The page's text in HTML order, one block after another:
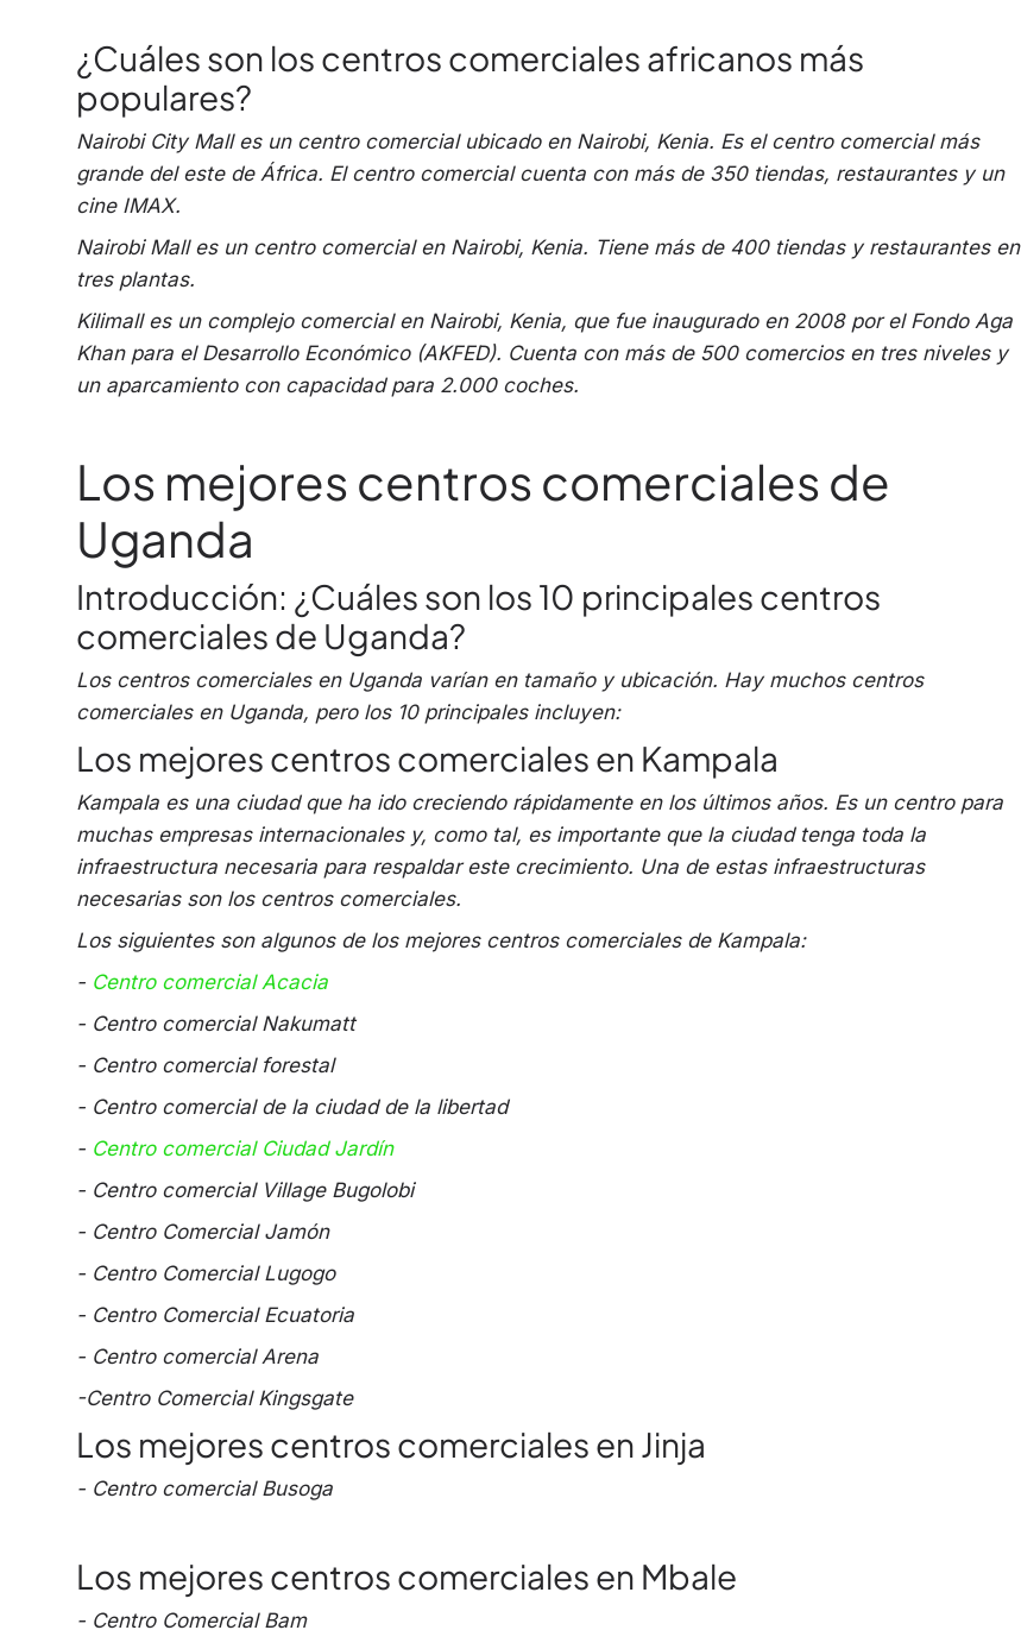
¿Cuáles son los centros comerciales africanos más
populares?
Nairobi City Mall es un centro comercial ubicado en Nairobi, Kenia. Es el centro comercial más
grande del este de África. El centro comercial cuenta con más de 350 tiendas, restaurantes y un
cine IMAX.
Nairobi Mall es un centro comercial en Nairobi, Kenia. Tiene más de 400 tiendas y restaurantes en
tres plantas.
Kilimall es un complejo comercial en Nairobi, Kenia, que fue inaugurado en 2008 por el Fondo Aga
Khan para el Desarrollo Económico (AKFED). Cuenta con más de 500 comercios en tres niveles y
un aparcamiento con capacidad para 2.000 coches.
Los mejores centros comerciales de
Uganda
Introducción: ¿Cuáles son los 10 principales centros
comerciales de Uganda?
Los centros comerciales en Uganda varían en tamaño y ubicación. Hay muchos centros
comerciales en Uganda, pero los 10 principales incluyen:
Los mejores centros comerciales en Kampala
Kampala es una ciudad que ha ido creciendo rápidamente en los últimos años. Es un centro para
muchas empresas internacionales y, como tal, es importante que la ciudad tenga toda la
infraestructura necesaria para respaldar este crecimiento. Una de estas infraestructuras
necesarias son los centros comerciales.
Los siguientes son algunos de los mejores centros comerciales de Kampala:
- Centro comercial Acacia
- Centro comercial Nakumatt
- Centro comercial forestal
- Centro comercial de la ciudad de la libertad
- Centro comercial Ciudad Jardín
- Centro comercial Village Bugolobi
- Centro Comercial Jamón
- Centro Comercial Lugogo
- Centro Comercial Ecuatoria
- Centro comercial Arena
-Centro Comercial Kingsgate
Los mejores centros comerciales en Jinja
- Centro comercial Busoga
Los mejores centros comerciales en Mbale
- Centro Comercial Bam